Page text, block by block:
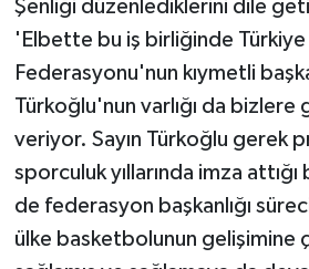
Şenliği düzenlediklerini dile
'Elbette bu iş birliğinde Türkiye
Federasyonu'nun kıymetli
Türkoğlu'nun varlığı da
veriyor. Sayın Türkoğlu gerek
sporculuk yıllarında imza
de federasyon başkanlığı
ülke basketbolunun gelişimine